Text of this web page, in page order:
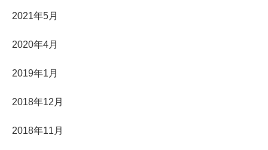
2021年5月
2020年4月
2019年1月
2018年12月
2018年11月